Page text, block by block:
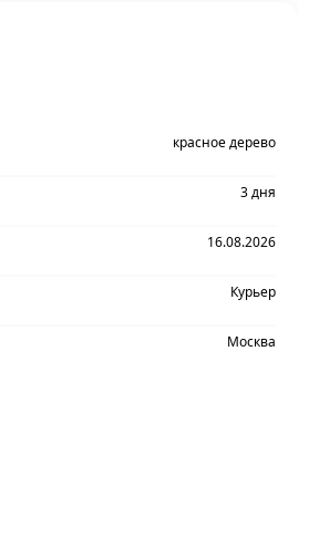
красное дерево
3 дня
16.08.2026
Курьер
Москва